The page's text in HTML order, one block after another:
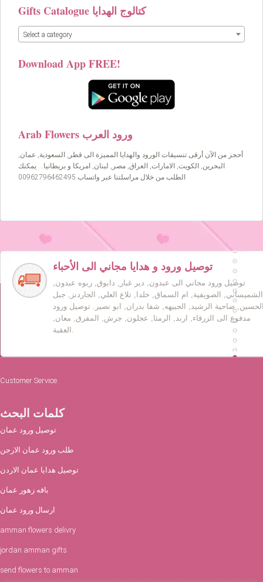
Gifts Catalogue كتالوج الهدايا
Select a category
Download App FREE!
Arab Flowers ورود العرب
أحجز من الآن أرقى تنسيقات الورود والهدايا المميزة الى قطر, السعودية, عمان,
البحرين, الكويت, الامارات, العراق, مصر, لبنان, امريكا و بريطانيا… يمكنك
الطلب من خلال مراسلتنا عبر واتساب 00962796462495
توصيل ورود و هدايا مجاني الى الأحباء
توصيل ورود مجاني الى عبدون, دير غبار, دابوق, ربوه عبدون,
الشميساني, الصويفية, ام السماق, خلدا, تلاع العلي, الجاردنز, جبل
ضاحية الرشيد, الجبيهه, شفا بدران, ابو نصير. توصيل ورود
مدفوع الى الزرقاء, اربد, الرمثا, عجلون, جرش, المفرق, معان,
Customer Service
كلمات البحث
توصيل ورود عمان
طلب ورود عمان الارجن
توصيل هدايا عمان الاردن
باقه زهور عمان
ارسال ورود عمان
amman flowers delivry
jordan amman gifts
send flowers to amman